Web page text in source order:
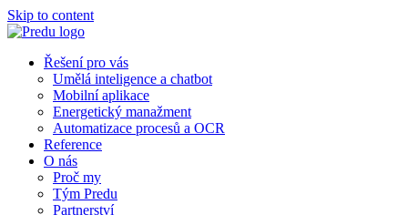
Skip to content
Řešení pro vás
Umělá inteligence a chatbot
Mobilní aplikace
Energetický manažment
Automatizace procesů a OCR
Reference
O nás
Proč my
Tým Predu
Partnerství